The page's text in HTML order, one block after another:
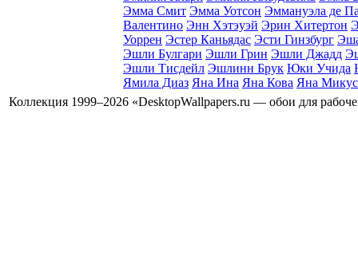
Эмма Смит Эмма Уотсон Эммануэла де
Валентино Энн Хэтэуэй Эрин Хитертон
Уоррен Эстер Каньядаc Эсти Гинзбург
Эшли Булгари Эшли Грин Эшли Джадд
Эшли Тисдейл Эшлинн Брук Юки Учида
Ямила Диаз Яна Ина Яна Кова Яна
Коллекция 1999–2026 «DesktopWallpapers.ru — обои для